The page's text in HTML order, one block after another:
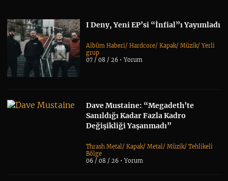
I Deny, Yeni EP’si “İnfial”ı Yayımladı
Albüm Haberi/Hardcore/Kapak/Müzik/Yerli
grup
07 / 08 / 26 •Yorum
Dave Mustaine: “Megadeth’te
Sanıldığı Kadar Fazla Kadro
Değişikliği Yaşanmadı”
Thrash Metal/Kapak/Metal/Müzik/Tehlikeli
Bölge
06 / 08 / 26 •Yorum